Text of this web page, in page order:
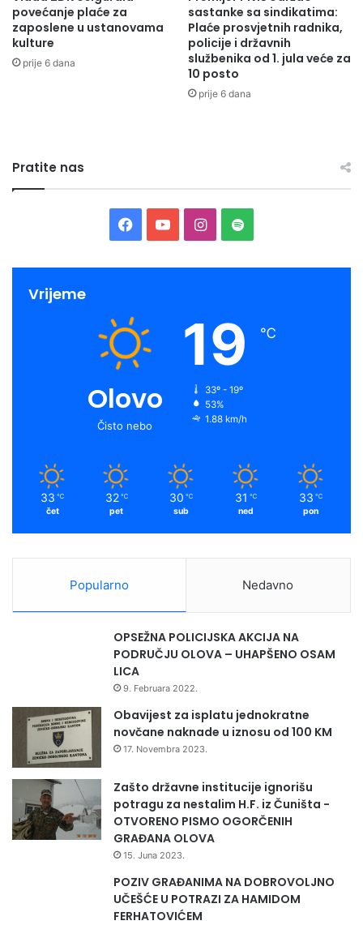
povećanje plaće za
zaposlene u ustanovama
kulture
prije 6 dana
sastanke sa sindikatima:
Plaće prosvjetnih radnika,
policije i državnih
službenika od 1. jula veće za
10 posto
prije 6 dana
Pratite nas
Facebook
YouTubeInstagram
Spotify
Vrijeme
Olovo
Čisto nebo
19 ℃
33º - 19º
53%
1.88 km/h
33 ℃
čet
32 ℃
pet
30 ℃
sub
31 ℃
ned
33 ℃
pon
Popularno Nedavno
OPSEŽNA POLICIJSKA AKCIJA NA
PODRUČJU OLOVA – UHAPŠENO OSAM
LICA
9. Februara 2022.
Obavijest za isplatu jednokratne
novčane naknade u iznosu od 100 KM
17. Novembra 2023.
Zašto državne institucije ignorišu
potragu za nestalim H.F. iz Čuništa -
OTVORENO PISMO OGORČENIH
GRAĐANA OLOVA
15. Juna 2023.
POZIV GRAĐANIMA NA DOBROVOLJNO
UČEŠĆE U POTRAZI ZA HAMIDOM
FERHATOVIĆEM